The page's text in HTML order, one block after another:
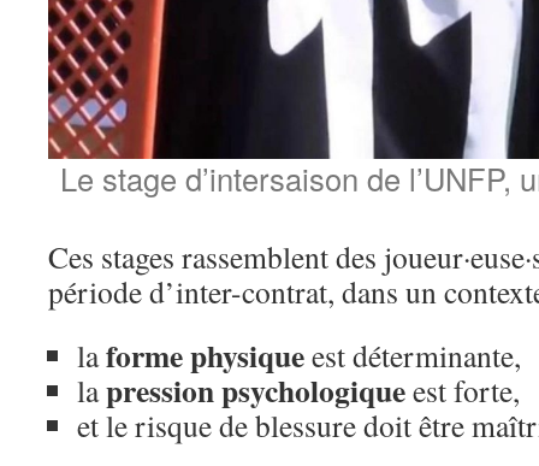
Le stage d’intersaison de l’UNFP,
Ces stages rassemblent des
période d’inter-contrat, dans un
laforme physiqueest déterminante,
lapression psychologiqueest forte,
et le risque de blessure doit être